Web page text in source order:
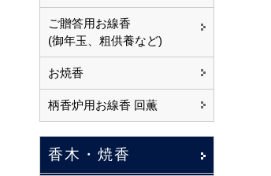
ご贈答用お線香
(御年玉、粗供養など)
お焼香
柄香炉用お線香 回薫
香木・焼香